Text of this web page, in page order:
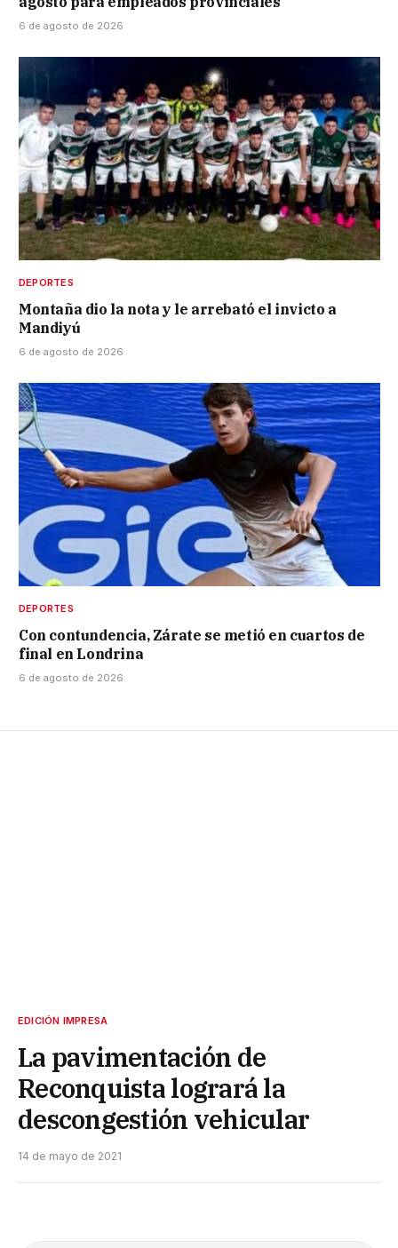
6 de agosto de 2026
DEPORTES
Montaña dio la nota y le arrebató el invicto a
Mandiyú
6 de agosto de 2026
DEPORTES
Con contundencia, Zárate se metió en cuartos de
final en Londrina
6 de agosto de 2026
EDICIÓN IMPRESA
La pavimentación de
Reconquista logrará la
descongestión vehicular
14 de mayo de 2021